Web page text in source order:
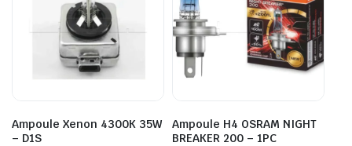
Ampoule Xenon 4300K 35W
– D1S
Ampoule H4 OSRAM NIGHT
BREAKER 200 – 1PC